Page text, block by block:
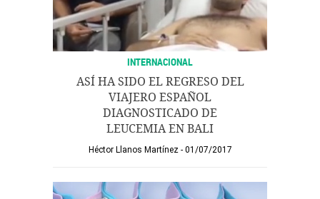
INTERNACIONAL
ASÍ HA SIDO EL REGRESO DEL
VIAJERO ESPAÑOL
DIAGNOSTICADO DE
LEUCEMIA EN BALI
Héctor Llanos Martínez 01/07/2017